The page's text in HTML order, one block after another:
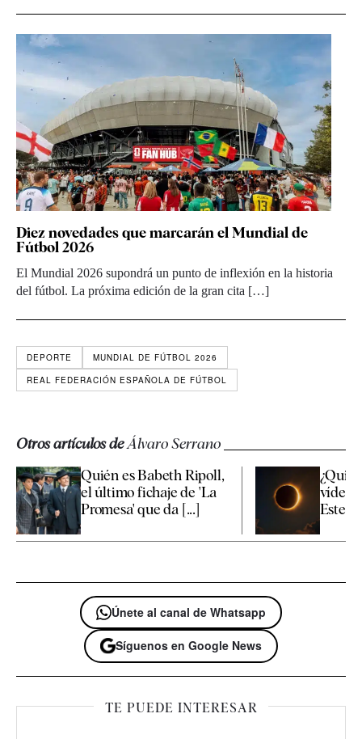
Diez novedades que marcarán el Mundial de
Fútbol 2026
El Mundial 2026 supondrá un punto de inflexión en la historia
del fútbol. La próxima edición de la gran cita […]
DEPORTE
MUNDIAL DE FÚTBOL 2026
REAL FEDERACIÓN ESPAÑOLA DE FÚTBOL
Otros artículos deÁlvaro Serrano
Quién es Babeth Ripoll,
el último fichaje de 'La
Promesa' que da [...]
vídeos
Este
Únete al canal de Whatsapp
Síguenos en Google News
TE PUEDE INTERESAR